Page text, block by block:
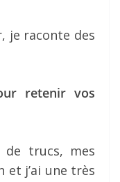
je raconte des
retenir vos
de trucs, mes
et j’ai une très